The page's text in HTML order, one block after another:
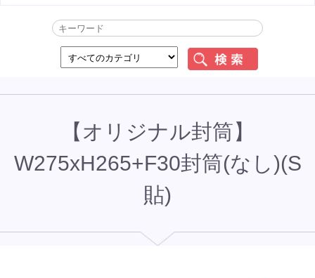
【オリジナル封筒】
W275xH265+F30封筒(なし)(S
貼)